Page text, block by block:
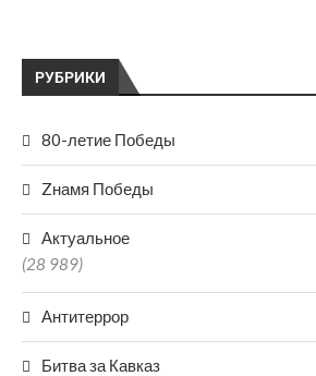
РУБРИКИ
80-летие Победы
Zнамя Победы
Актуальное
(28 989)
Антитеррор
Битва за Кавказ